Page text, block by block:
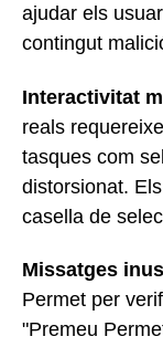
ajudar els
contingut
Interactivitat
reals
tasques com
distorsionat.
casella de
Missatges
Permet per
"Premeu